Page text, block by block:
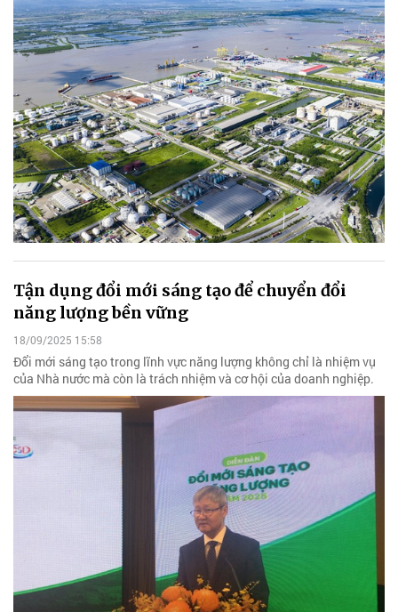
Tận dụng đổi mới sáng tạo để chuyển đổi
năng lượng bền vững
18/09/2025 15:58
Đổi mới sáng tạo trong lĩnh vực năng lượng không chỉ là nhiệm vụ
của Nhà nước mà còn là trách nhiệm và cơ hội của doanh nghiệp.